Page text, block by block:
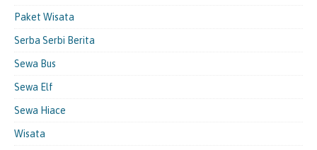
Paket Wisata
Serba Serbi Berita
Sewa Bus
Sewa Elf
Sewa Hiace
Wisata